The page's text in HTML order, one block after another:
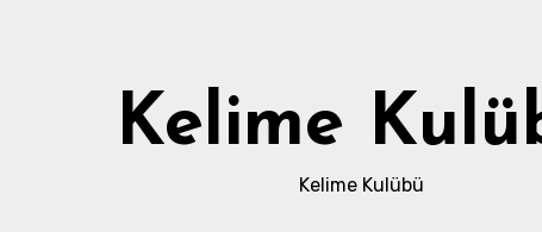
Kelime
Kelime Kulübü